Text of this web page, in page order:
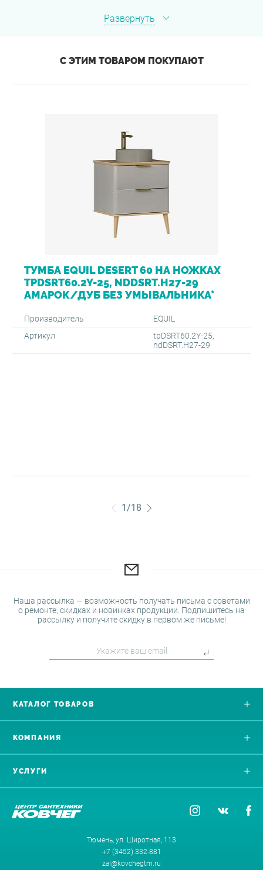
Развернуть
С ЭТИМ ТОВАРОМ ПОКУПАЮТ
ТУМБА EQUIL DESERT 60 НА НОЖКАХ
TPDSRT60.2Y-25, NDDSRT.H27-29
АМАРОК/ДУБ БЕЗ УМЫВАЛЬНИКА*
Производитель
EQUIL
Артикул
tpDSRT60.2Y-25,
ndDSRT.H27-29
1/18
Наша рассылка — возможность получать письма с советами
о ремонте, скидках и новинках продукции. Подпишитесь на
рассылку и получите скидку в первом же письме!
Тюмень, ул. Широтная, 113
+7 (3452) 332-881
zal@kovchegtm.ru
КАТАЛОГ ТОВАРОВ
УСЛУГИ
КОМПАНИЯ